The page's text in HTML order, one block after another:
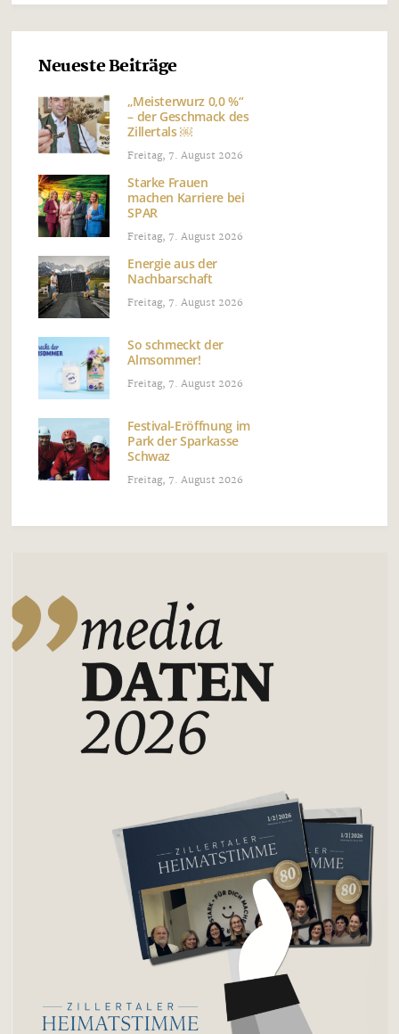
Neueste Beiträge
„Meisterwurz 0,0 %“
– der Geschmack des
Zillertals ￼
Freitag, 7. August 2026
Starke Frauen
machen Karriere bei
SPAR
Freitag, 7. August 2026
Energie aus der
Nachbarschaft
Freitag, 7. August 2026
So schmeckt der
Almsommer!
Freitag, 7. August 2026
Festival-Eröffnung im
Park der Sparkasse
Schwaz
Freitag, 7. August 2026